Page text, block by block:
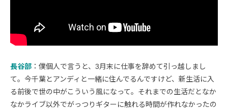
長谷部 ：僕個人で言うと、3月末に仕事を辞めて引っ越しまし
て。今千葉とアンディと一緒に住んでるんですけど、新生活に入
る前後で世の中がこういう風になって。それまでの生活だとなか
なかライブ以外でがっつりギターに触れる時間が作れなかったの